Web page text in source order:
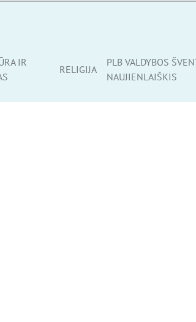
IR
RELIGIJA
PLB VALDYBOS
NAUJIENLAIŠKIS